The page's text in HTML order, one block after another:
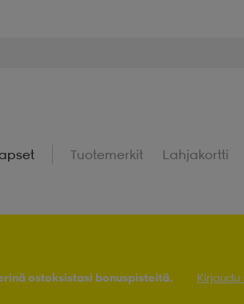
Tuotemerkit Lahjakortti
ostoksistasi bonuspisteitä. Kirjaudu